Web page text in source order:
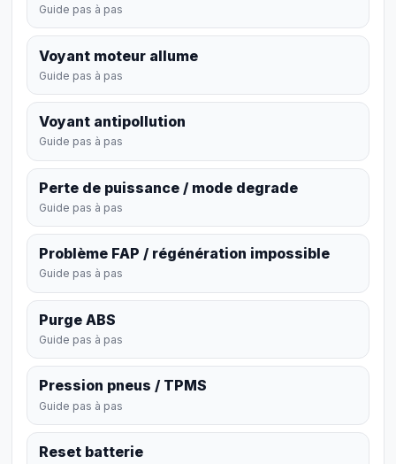
Guide pas à pas
Voyant moteur allume
Guide pas à pas
Voyant antipollution
Guide pas à pas
Perte de puissance / mode degrade
Guide pas à pas
Problème FAP / régénération impossible
Guide pas à pas
Purge ABS
Guide pas à pas
Pression pneus / TPMS
Guide pas à pas
Reset batterie